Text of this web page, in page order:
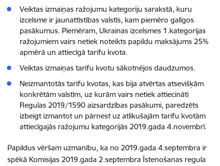
Veiktas izmaiņas ražojumu kategoriju sarakstā, kuru
izcelsme ir jaunattīstības valstīs, kam piemēro galīgos
pasākumus. Piemēram, Ukrainas izcelsmes 1.kategorijas
ražojumiem vairs netiek noteikts papildu maksājums 25%
apmērā un attiecīgā tarifu kvota.
Veiktas izmaiņas tarifu kvotu sākotnējos daudzumos.
Neizmantotās tarifu kvotas, kas bija atvērtas atsevišķām
konkrētām valstīm, uz kurām vairs netiek attiecināti
Regulas 2019/1590 aizsardzības pasākumi, paredzēts
izbeigt izmantot un pārnest uz atlikušajām tarifu kvotām
attiecīgajās ražojumu kategorijās 2019.gada 4.novembrī.
Papildus vēršam uzmanību, ka no 2019.gada 4.septembra ir
spēkā Komisijas 2019.gada 2.septembra Īstenošanas regula